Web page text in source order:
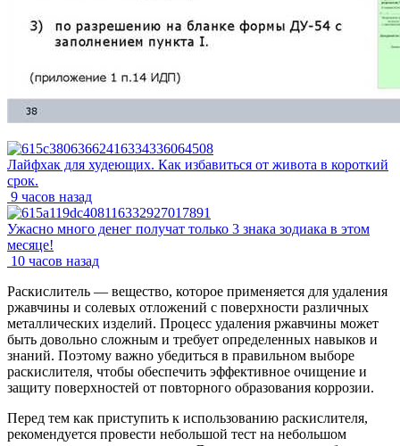
Лайфхак для худеющих. Как избавиться от живота в короткий
срок.
9 часов назад
Ужасно много денег получат только 3 знака зодиака в этом
месяце!
10 часов назад
Раскислитель — вещество, которое применяется для удаления
ржавчины и солевых отложений с поверхности различных
металлических изделий. Процесс удаления ржавчины может
быть довольно сложным и требует определенных навыков и
знаний. Поэтому важно убедиться в правильном выборе
раскислителя, чтобы обеспечить эффективное очищение и
защиту поверхностей от повторного образования коррозии.
Перед тем как приступить к использованию раскислителя,
рекомендуется провести небольшой тест на небольшом